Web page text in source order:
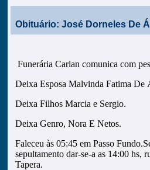
Obituário: José Dorneles De
Funerária Carlan comunica com
Deixa Esposa Malvinda Fatima
Deixa Filhos Marcia e Sergio.
Deixa Genro, Nora E Netos.
Faleceu às 05:45 em Passo
sepultamento dar-se-a as 14:00 hs,
Tapera.